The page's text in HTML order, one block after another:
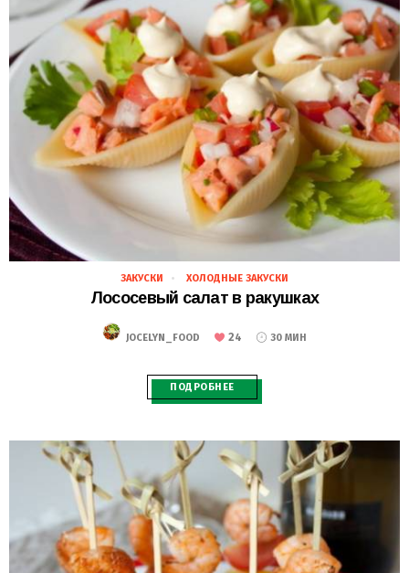
28.02.2021
ЗАКУСКИ ХОЛОДНЫЕ ЗАКУСКИ
Лососевый салат в ракушках
JOCELYN_FOOD 24 30 МИН
ПОДРОБНЕЕ